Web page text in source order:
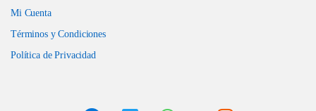
Mi Cuenta
Términos y Condiciones
Política de Privacidad